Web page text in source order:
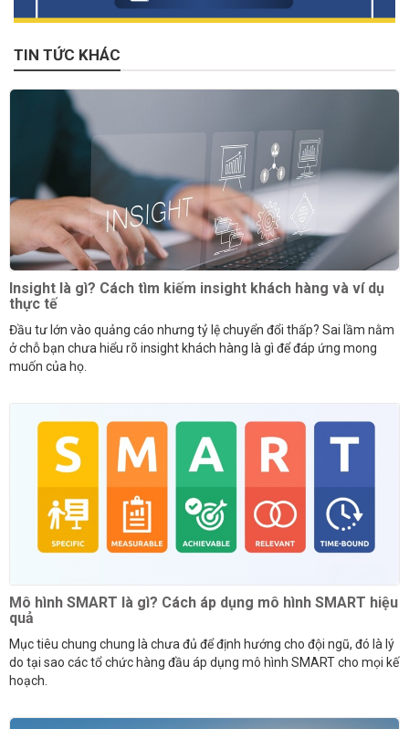
TIN TỨC KHÁC
Insight là gì? Cách tìm kiếm insight khách hàng và ví dụ
thực tế
Đầu tư lớn vào quảng cáo nhưng tỷ lệ chuyển đổi thấp? Sai lầm nằm
ở chỗ bạn chưa hiểu rõ insight khách hàng là gì để đáp ứng mong
muốn của họ.
Mô hình SMART là gì? Cách áp dụng mô hình SMART hiệu
quả
Mục tiêu chung chung là chưa đủ để định hướng cho đội ngũ, đó là lý
do tại sao các tổ chức hàng đầu áp dụng mô hình SMART cho mọi kế
hoạch.